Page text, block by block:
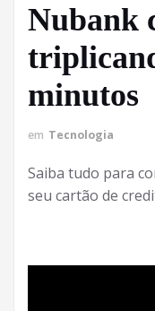
Nubank
minutos
em Tecnologia
Saiba tudo para
seu cartão de